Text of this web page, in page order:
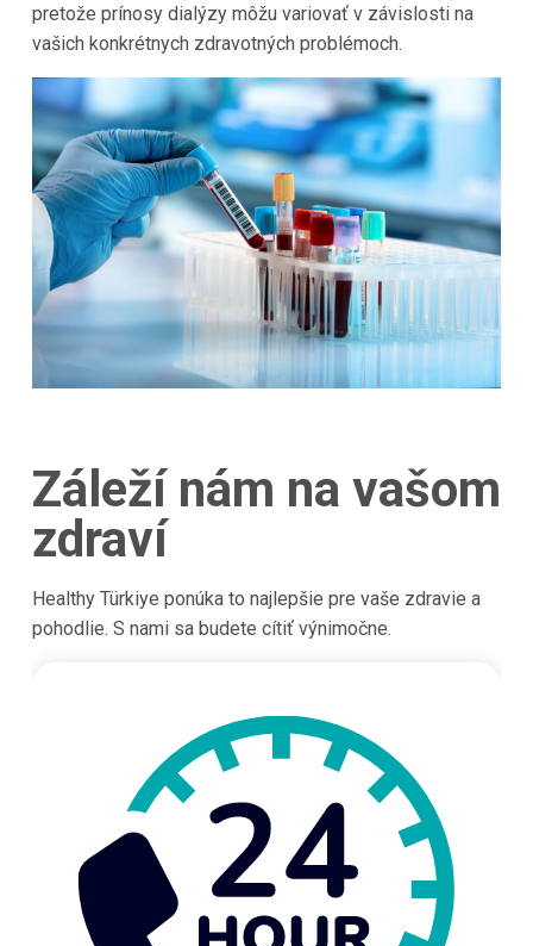
pretože prínosy dialýzy môžu variovať v závislosti na
vašich konkrétnych zdravotných problémoch.
Záleží nám na vašom
zdraví
Healthy Türkiye ponúka to najlepšie pre vaše zdravie a
pohodlie. S nami sa budete cítiť výnimočne.